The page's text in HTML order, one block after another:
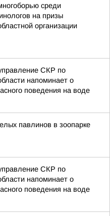
среди
на призы
организации
СКР по
напоминает о
поведения на воде
павлинов в зоопарке
СКР по
напоминает о
поведения на воде